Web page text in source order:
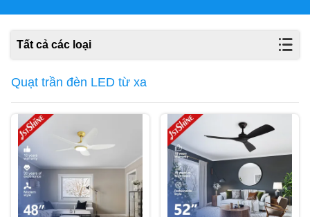
Tất cả các loại
Quạt trần đèn LED từ xa